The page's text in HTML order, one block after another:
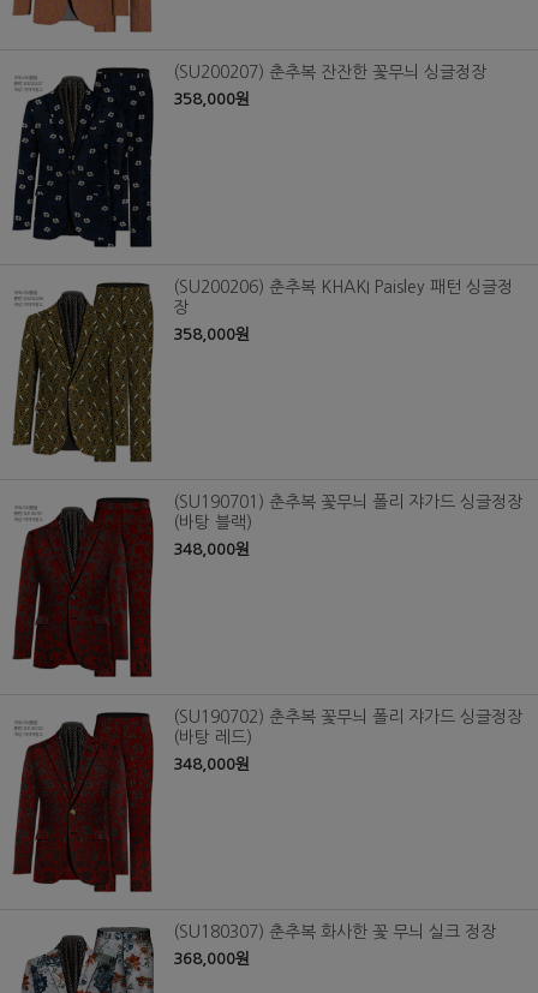
(SU200207) 춘추복 잔잔한 꽃무늬 싱글정장
358,000원
(SU200206) 춘추복 KHAKI Paisley 패턴 싱글정
장
358,000원
(SU190701) 춘추복 꽃무늬 폴리 쟈가드 싱글정장
(바탕 블랙)
348,000원
(SU190702) 춘추복 꽃무늬 폴리 쟈가드 싱글정장
(바탕 레드)
348,000원
(SU180307) 춘추복 화사한 꽃 무늬 실크 정장
368,000원